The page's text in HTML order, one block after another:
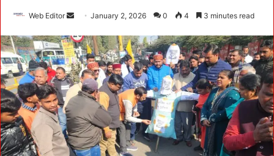
Web Editor
n
d
a
m
a
i
January 2, 2026 0 4 3 minutes read